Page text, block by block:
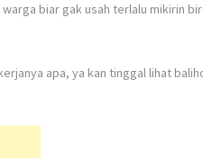
biar gak usah terlalu mikirin
apa, ya kan tinggal lihat